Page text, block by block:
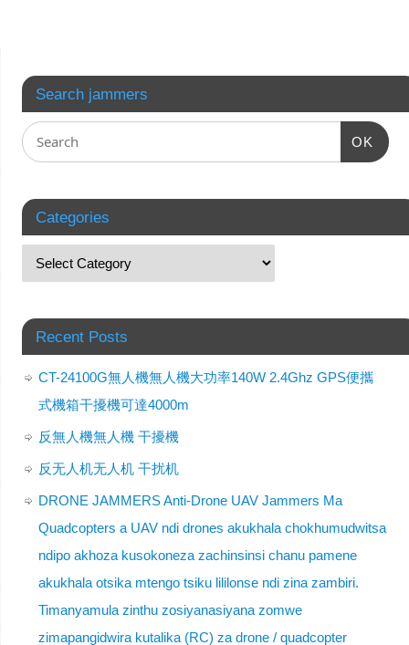
Search jammers
OK
Categories
Recent Posts
CT-24100G無人機無人機大功率140W 2.4Ghz GPS便攜
式機箱干擾機可達4000m
反無人機無人機 干擾機
反无人机无人机 干扰机
DRONE JAMMERS Anti-Drone UAV Jammers Ma
Quadcopters a UAV ndi drones akukhala chokhumudwitsa
ndipo akhoza kusokoneza zachinsinsi chanu pamene
akukhala otsika mtengo tsiku lililonse ndi zina zambiri.
Timanyamula zinthu zosiyanasiyana zomwe
zimapangidwira kutalika (RC) za drone / quadcopter